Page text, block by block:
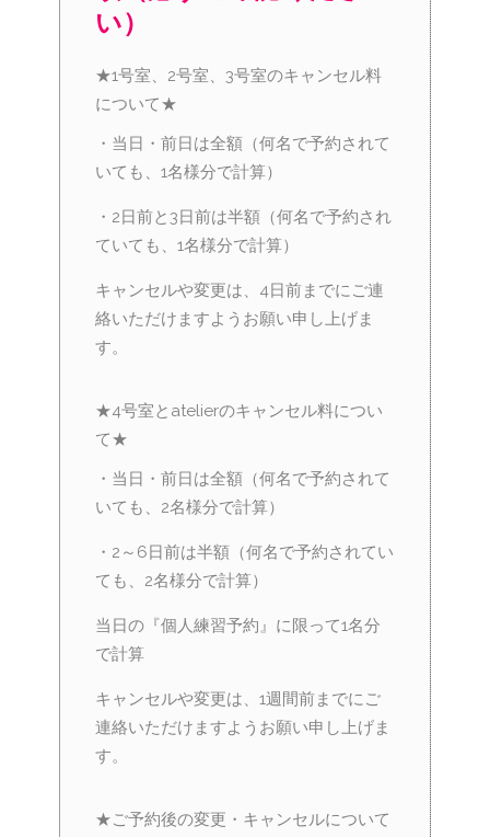
い）
★1号室、2号室、3号室のキャンセル料
について★
・当日・前日は全額（何名で予約されて
いても、1名様分で計算）
・2日前と3日前は半額（何名で予約され
ていても、1名様分で計算）
キャンセルや変更は、4日前までにご連
絡いただけますようお願い申し上げま
す。
★4号室とatelierのキャンセル料につい
て★
・当日・前日は全額（何名で予約されて
いても、2名様分で計算）
・2～6日前は半額（何名で予約されてい
ても、2名様分で計算）
当日の『個人練習予約』に限って1名分
で計算
キャンセルや変更は、1週間前までにご
連絡いただけますようお願い申し上げま
す。
★ご予約後の変更・キャンセルについて